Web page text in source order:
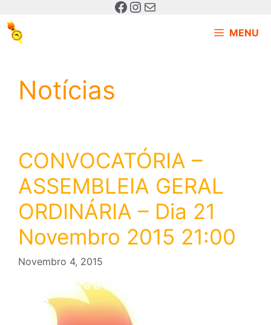
MENU
Notícias
CONVOCATÓRIA –
ASSEMBLEIA GERAL
ORDINÁRIA – Dia 21
Novembro 2015 21:00
Novembro 4, 2015